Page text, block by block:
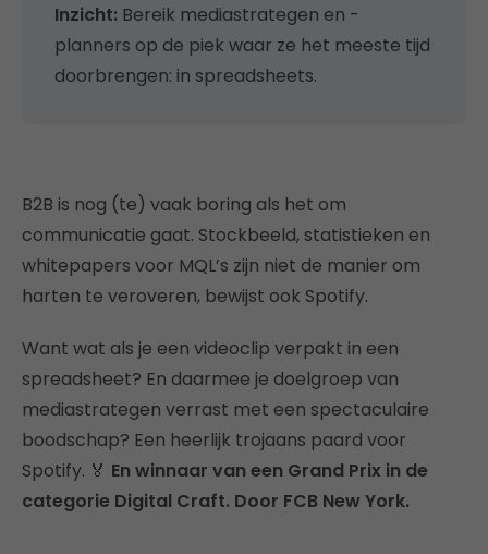
Inzicht: Bereik mediastrategen en -
planners op de piek waar ze het meeste tijd
doorbrengen: in spreadsheets.
B2B is nog (te) vaak boring als het om
communicatie gaat. Stockbeeld, statistieken en
whitepapers voor MQL’s zijn niet de manier om
harten te veroveren, bewijst ook Spotify.
Want wat als je een videoclip verpakt in een
spreadsheet? En daarmee je doelgroep van
mediastrategen verrast met een spectaculaire
boodschap? Een heerlijk trojaans paard voor
Spotify. 🏅 En winnaar van een Grand Prix in de
categorie Digital Craft. Door FCB New York.